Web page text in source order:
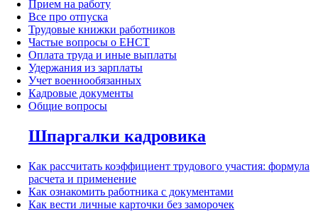
Прием на работу
Все про отпуска
Трудовые книжки работников
Частые вопросы о ЕНСТ
Оплата труда и иные выплаты
Удержания из зарплаты
Учет военнообязанных
Кадровые документы
Общие вопросы
Шпаргалки кадровика
Как рассчитать коэффициент трудового участия: формула
расчета и применение
Как ознакомить работника с документами
Как вести личные карточки без заморочек